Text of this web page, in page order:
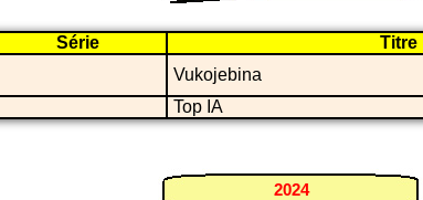
Série Titre
Vukojebina
Top IA
2024